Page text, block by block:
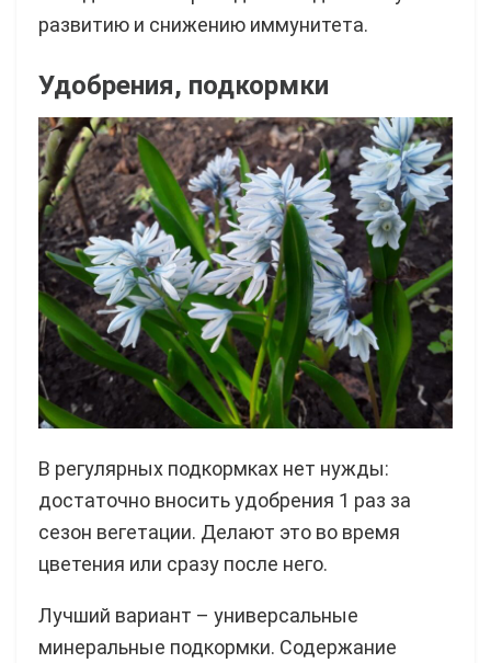
развитию и снижению иммунитета.
Удобрения, подкормки
В регулярных подкормках нет нужды:
достаточно вносить удобрения 1 раз за
сезон вегетации. Делают это во время
цветения или сразу после него.
Лучший вариант – универсальные
минеральные подкормки. Содержание